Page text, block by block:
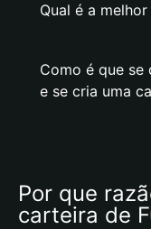
Qual é a
Como é que se
e se cria uma
Por que
carteira de